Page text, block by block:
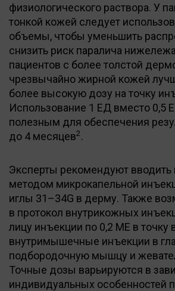
физиологического раствора. У
тонкой кожей следует
объемы, чтобы уменьшить
снизить риск паралича
пациентов с более толстой
чрезвычайно жирной кожей
более высокую дозу на точку
Использование 1 ЕД вместо 0,5
полезным для обеспечения
до 4 месяцев2.
Эксперты рекомендуют вводить
методом микрокапельной
иглы 31–34G в дерму. Также
в протокол внутрикожных
лицу инъекции по 0,2 МЕ в точку
внутримышечные инъекции в
подбородочную мышцу и
Точные дозы варьируются в
индивидуальных особенностей